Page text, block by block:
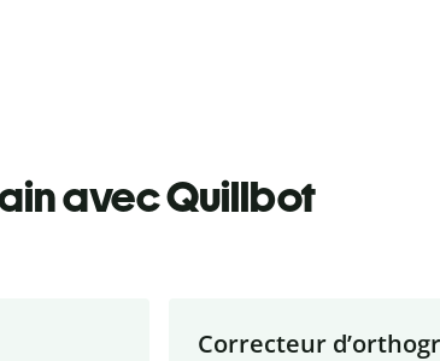
avec Quillbot
Correcteur d’